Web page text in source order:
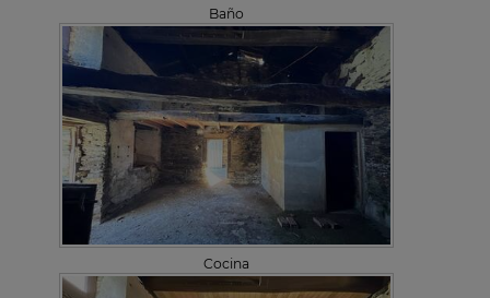
Baño
Cocina